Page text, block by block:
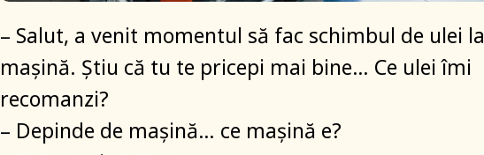
– Salut, a venit momentul să fac schimbul de ulei la
maşină. Ştiu că tu te pricepi mai bine… Ce ulei îmi
recomanzi?
– Depinde de maşină… ce maşină e?